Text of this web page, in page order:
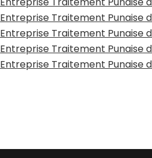
Entreprise Traitement Punaise
Entreprise Traitement Punaise
Entreprise Traitement Punaise
Entreprise Traitement Punaise